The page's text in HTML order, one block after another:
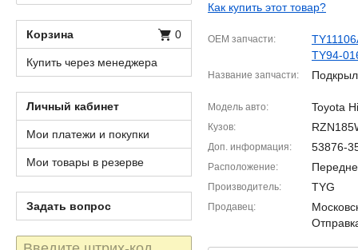
Как купить этот товар?
OEM запчасти
TY94-
Название запчасти
Модель авто Toyota
Кузов
Доп. информация 53876-
Расположение
Производитель TYG
Продавец
Корзина 0
Купить через менеджера
Личный кабинет
Мои платежи и покупки
Мои товары в резерве
Задать вопрос
Штрих-